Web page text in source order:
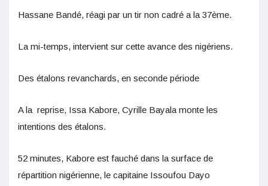
Hassane Bandé, réagi par un tir non cadré a la 37ème.
La mi-temps, intervient sur cette avance des nigériens.
Des étalons revanchards, en seconde période
A la reprise, Issa Kabore, Cyrille Bayala monte les
intentions des étalons.
52 minutes, Kabore est fauché dans la surface de
répartition nigérienne, le capitaine Issoufou Dayo